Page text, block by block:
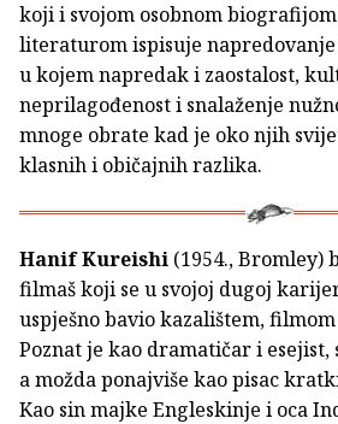
koji i svojom osobnom
literaturom ispisuje
u kojem napredak i zaostalost,
neprilagođenost i snalaženje
mnoge obrate kad je oko njih
klasnih i običajnih razlika.
Hanif Kureishi (1954., Bromley)
filmaš koji se u svojoj dugoj
uspješno bavio kazalištem,
Poznat je kao dramatičar i
a možda ponajviše kao pisac
Kao sin majke Engleskinje i oca